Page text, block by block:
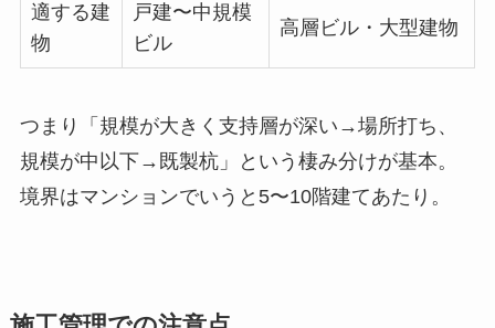
適する建
物
戸建〜中規模
ビル
高層ビル・大型建物
つまり「規模が大きく支持層が深い→場所打ち、
規模が中以下→既製杭」という棲み分けが基本。
境界はマンションでいうと5〜10階建てあたり。